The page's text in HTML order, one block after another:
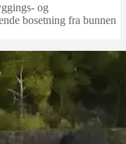
og
bosetning fra bunnen